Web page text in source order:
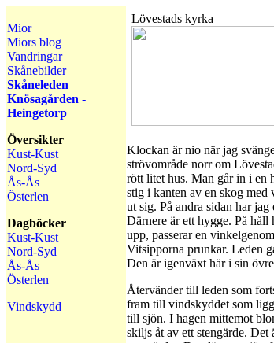
Mior
Miors blog
Vandringar
Skånebilder
Skåneleden
Knösagården -
Heingetorp
Översikter
Kust-Kust
Nord-Syd
Ås-Ås
Österlen
Dagböcker
Kust-Kust
Nord-Syd
Ås-Ås
Österlen
Vindskydd
Lövestads kyrka
Klockan är nio när jag
strövområde norr om
rött litet hus. Man går in i en
stig i kanten av en skog
ut sig. På andra sidan har
Därnere är ett hygge. På
upp, passerar en
Vitsipporna prunkar. Leden
Den är igenväxt här i sin
Återvänder till leden som
fram till vindskyddet som
till sjön. I hagen mittemot
skiljs åt av ett stengärde. Det